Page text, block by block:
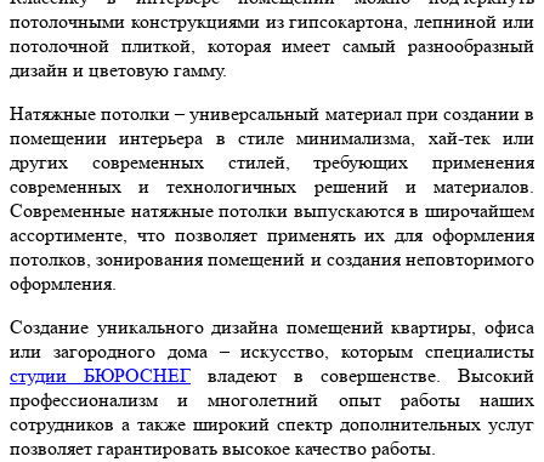
потолочными конструкциями из гипсокартона, лепниной или
потолочной плиткой, которая имеет самый разнообразный
дизайн и цветовую гамму.
Натяжные потолки – универсальный материал при создании в
помещении интерьера в стиле минимализма, хай-тек или
других современных стилей, требующих применения
современных и технологичных решений и материалов.
Современные натяжные потолки выпускаются в широчайшем
ассортименте, что позволяет применять их для оформления
потолков, зонирования помещений и создания неповторимого
оформления.
Создание уникального дизайна помещений квартиры, офиса
или загородного дома – искусство, которым специалисты
студии БЮРОСНЕГ владеют в совершенстве. Высокий
профессионализм и многолетний опыт работы наших
сотрудников а также широкий спектр дополнительных услуг
позволяет гарантировать высокое качество работы.